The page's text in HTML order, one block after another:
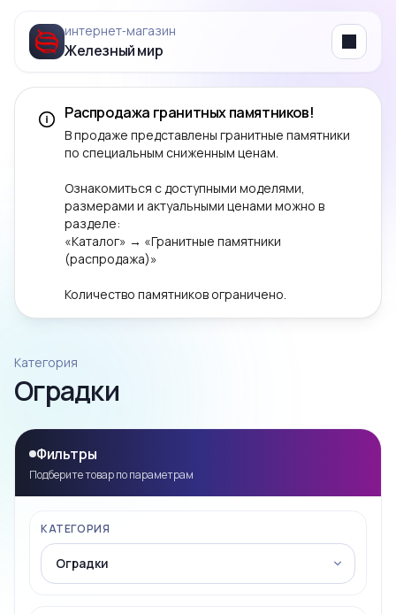
интернет‑магазин
Железный мир Menu
Распродажа гранитных памятников!
В продаже представлены гранитные памятники
по специальным сниженным ценам.
Ознакомиться с доступными моделями,
размерами и актуальными ценами можно в
разделе:
«Каталог» → «Гранитные памятники
(распродажа)»
Количество памятников ограничено.
Категория
Оградки
Фильтры
Подберите товар по параметрам
КАТЕГОРИЯ